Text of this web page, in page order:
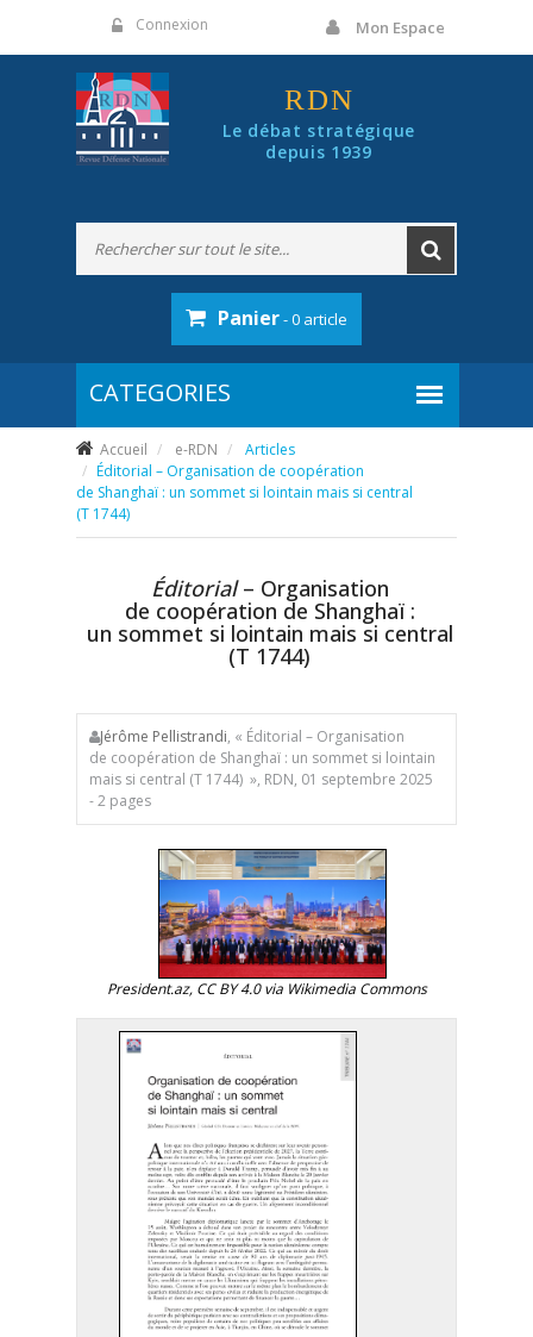
Connexion Mon Espace
RDN
Le débat stratégique
depuis 1939
Panier- 0 article
Accueil e-RDN
Articles
Éditorial – Organisation de coopération
de Shanghaï : un sommet si lointain mais si central
(T 1744)
Éditorial– Organisation
de coopération de Shanghaï :
un sommet si lointain mais si central
(T 1744)
Jérôme Pellistrandi, « Éditorial – Organisation
de coopération de Shanghaï : un sommet si lointain
mais si central (T 1744) », RDN, 01 septembre 2025
- 2 pages
President.az, CC BY 4.0 via Wikimedia Commons